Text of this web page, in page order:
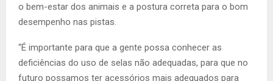
o bem-estar dos animais e a postura correta para o bom
desempenho nas pistas.
“É importante para que a gente possa conhecer as
deficiências do uso de selas não adequadas, para que no
futuro possamos ter acessórios mais adequados para